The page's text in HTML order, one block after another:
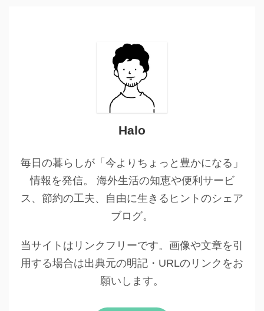
Halo
毎日の暮らしが「今よりちょっと豊かになる」
情報を発信。 海外生活の知恵や便利サービ
ス、節約の工夫、自由に生きるヒントのシェア
ブログ。
当サイトはリンクフリーです。画像や文章を引
用する場合は出典元の明記・URLのリンクをお
願いします。